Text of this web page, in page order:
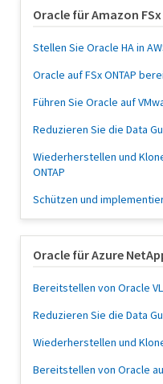
Oracle für Amazon FSx
Stellen Sie Oracle HA in
Oracle auf FSx ONTAP
Führen Sie Oracle auf
Reduzieren Sie die Data
Wiederherstellen und
ONTAP
Schützen und
Oracle für Azure
Bereitstellen von Oracle
Reduzieren Sie die Data
Wiederherstellen und
Bereitstellen von Oracle